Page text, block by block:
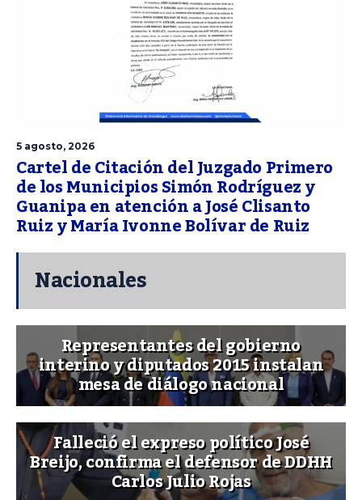
5 agosto, 2026
Cartel de Citación del Juzgado Primero
de los Municipios Simón Rodríguez y
Guanipa en atención a José Clisanto
Ruiz y María Ivonne Bolívar de Ruiz
Nacionales
Representantes del gobierno
interino y diputados 2015 instalan
mesa de diálogo nacional
Falleció el expreso político José
Breijo, confirma el defensor de DDHH
Carlos Julio Rojas